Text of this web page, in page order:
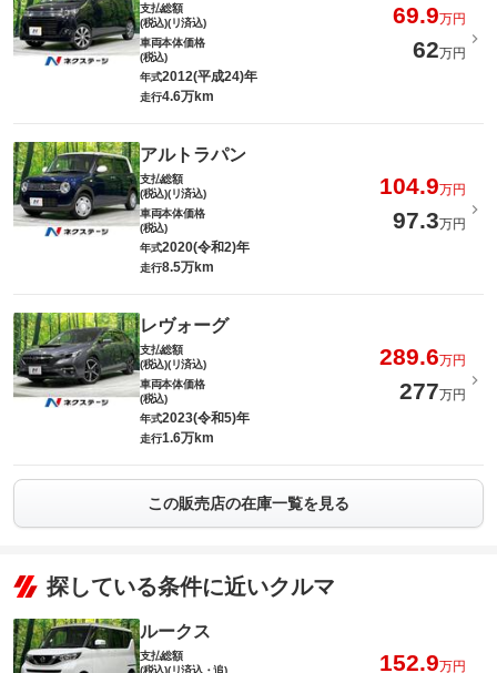
支払総額
(税込)(リ済込)
69.9万円
車両本体価格
(税込)
62万円
年式2012(平成24)年
走行4.6万km
アルトラパン
支払総額
(税込)(リ済込)
104.9万円
車両本体価格
(税込)
97.3万円
年式2020(令和2)年
走行8.5万km
レヴォーグ
支払総額
(税込)(リ済込)
289.6万円
車両本体価格
(税込)
277万円
年式2023(令和5)年
走行1.6万km
この販売店の在庫一覧を見る
探している条件に近いクルマ
ルークス
支払総額
(税込)(リ済込・追)
152.9万円